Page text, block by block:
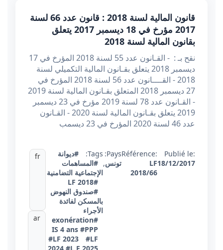
قانون المالية لسنة 2018 : قانون عدد 66 لسنة
2017 مؤرخ في 18 ديسمبر 2017 يتعلق
بقانون المالية لسنة 2018
نقح بـ : - القـانون عدد 55 لسنة 2018 المؤرخ في 17
ديسمبر 2018 يتعلق بقـانون المالية التكميلي لسنة
2018 - القــــانون عدد 56 لسنة 2018 المؤرخ في
27 ديسمبر 2018 المتعلق بقـانون المالية لسنة 2019
- القـانون عدد 78 لسنة 2019 مؤرخ في 23 ديسمبر
2019 يتعلق بقـانون المالية لسنة 2020 - القـانون
عدد 46 لسنة 2020 المؤرخ في 23 ديسمب
Publié le:
18/12/2017
Référence:
LF
2018/66
Pays:
تونس,
Tags:
#ديوانة
#المساهمات
الإجتماعية التضامنية
#LF 2018
#صندوق النهوض
بالمسكن لفائدة
الأجراء
#exonération
IS 4 ans #PPP
#LF 2023
#LF
fr
ar